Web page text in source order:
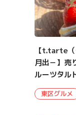
【t.tarte（
月出－】売
ルーツタル
東区グルメ